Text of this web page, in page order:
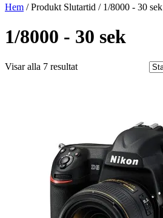
Hem / Produkt Slutartid / 1/8000 - 30 sek
1/8000 - 30 sek
Visar alla 7 resultat